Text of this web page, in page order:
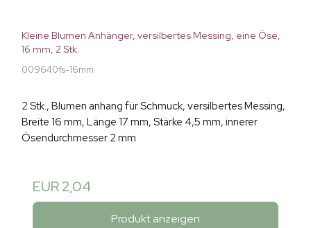
Kleine Blumen Anhänger, versilbertes Messing, eine Öse,
16 mm, 2 Stk.
009640fs-16mm
2 Stk., Blumen anhang für Schmuck, versilbertes Messing,
Breite 16 mm, Länge 17 mm, Stärke 4,5 mm, innerer
Ösendurchmesser 2 mm
EUR 2,04
Produkt anzeigen